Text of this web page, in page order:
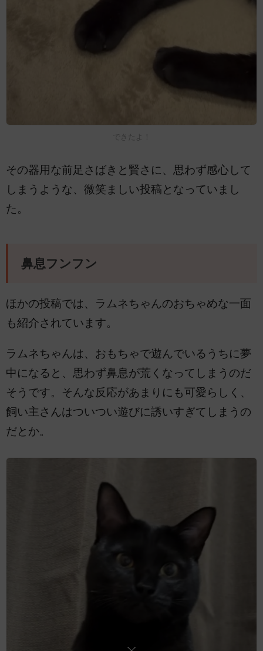
できたよ！
その器用な前足さばきと賢さに、思わず感心して
しまうような、微笑ましい投稿となっていまし
た。
鼻息フンフン
ほかの投稿では、ラムネちゃんのおちゃめな一面
も紹介されています。
ラムネちゃんは、おもちゃで遊んでいるうちに夢
中になると、思わず鼻息が荒くなってしまうのだ
そうです。そんな反応があまりにも可愛らしく、
飼い主さんはついつい遊びに誘いすぎてしまうの
だとか。